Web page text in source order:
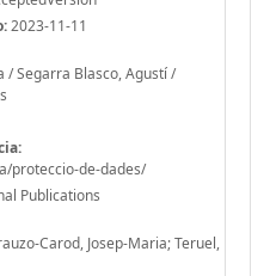
2023-11-11
/ Segarra Blasco, Agustí /
proteccio-de-dades/
Publications
Carod, Josep-Maria; Teruel,